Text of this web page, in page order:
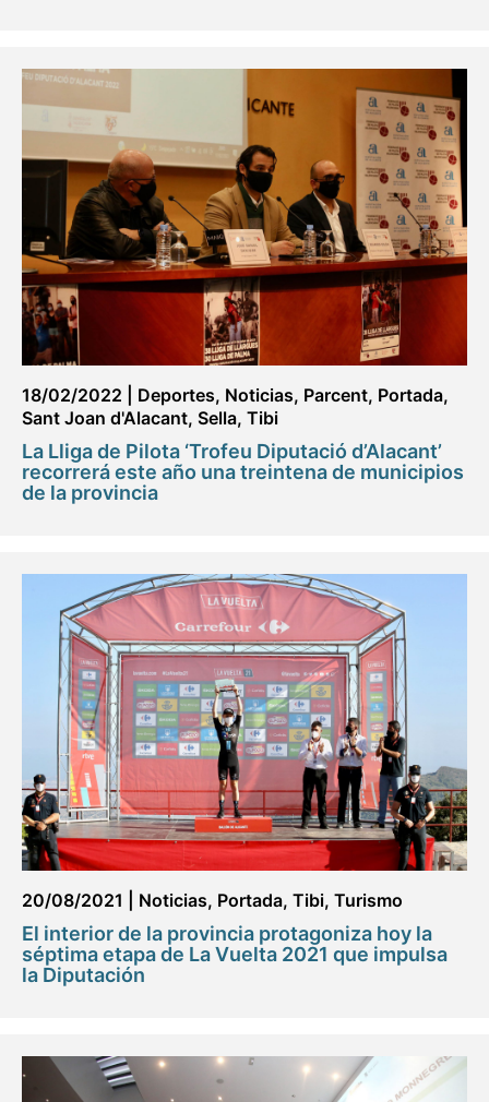
18/02/2022 Deportes, Noticias, Parcent, Portada,
Sant Joan d'Alacant, Sella, Tibi
La Lliga de Pilota ‘Trofeu Diputació d’Alacant’
recorrerá este año una treintena de municipios
de la provincia
20/08/2021 Noticias, Portada, Tibi, Turismo
El interior de la provincia protagoniza hoy la
séptima etapa de La Vuelta 2021 que impulsa
la Diputación